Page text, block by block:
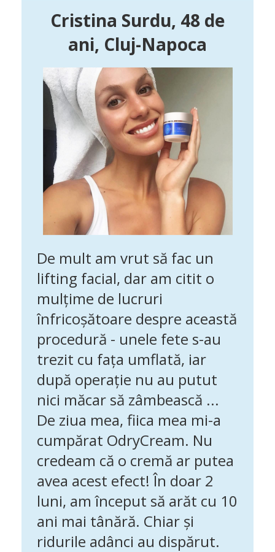
Cristina Surdu, 48 de
ani, Cluj-Napoca
De mult am vrut să fac un
lifting facial, dar am citit o
mulțime de lucruri
înfricoșătoare despre această
procedură - unele fete s-au
trezit cu fața umflată, iar
după operație nu au putut
nici măcar să zâmbească ...
De ziua mea, fiica mea mi-a
cumpărat OdryCream. Nu
credeam că o cremă ar putea
avea acest efect!În doar 2
luni, am început să arăt cu 10
ani mai tânără. Chiar și
ridurile adânci au dispărut.